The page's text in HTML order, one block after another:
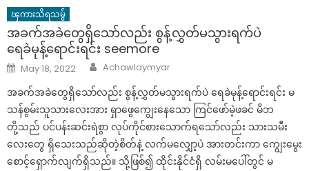
ၾကားသိရသမွ်
အခက်အခဲတွေရှိသော်လည်း စွန့်လွှတ်မသွားရက်ပဲ
ရေခဲမုန့်ရောင်းရင်း seemore
Posted
on
May 18, 2022 Author
Achawlaymyar
အခက်အခဲတွေရှိသော်လည်း စွန့်လွှတ်မသွားရက်ပဲ ရေခဲမုန့်ရောင်းရင်း မ
သန်စွမ်းသူသားလေးအား ရှာဖွေကျွေးနေသော ကြင်ဖော်မဲ့ဖခင် မိဘ
တို့သည် ပင်ပန်းဆင်းရဲစွာ လုပ်ကိုင်စားသောက်ရသော်လည်း သားသမီး
လေးတွေ ရှိသေးသည်ဆိုတဲ့စိတ်နဲ့ လက်မလျှော့ပဲ အားတင်းကာ ကျွေးမွေး
စောင့်ရှောက်လျက်ရှိသည်။ သို့ဖြစ်၍ ထိုင်းနိုင်ငံရှိ လမ်းမပေါ်တွင် မ